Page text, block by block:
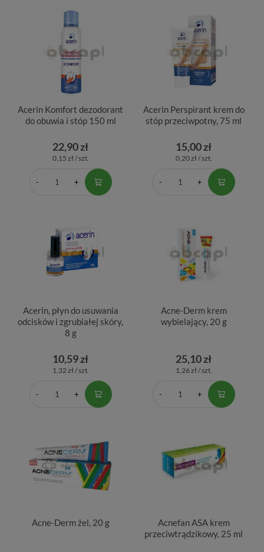
Acerin Komfort dezodorant
do obuwia i stóp 150 ml
22,90 zł
0,15 zł / szt.
Acerin Perspirant krem do
stóp przeciwpotny, 75 ml
15,00 zł
0,20 zł / szt.
Acerin, płyn do usuwania
odcisków i zgrubiałej skóry,
8 g
10,59 zł
1,32 zł / szt.
Acne-Derm krem
wybielający, 20 g
25,10 zł
1,26 zł / szt.
Acne-Derm żel, 20 g
Acnefan ASA krem
przeciwtrądzikowy, 25 ml